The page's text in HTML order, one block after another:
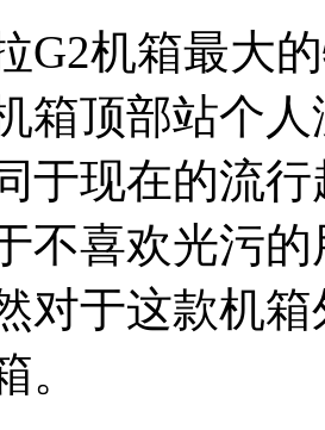
G2机箱最大
箱顶部站个
于现在的流
不喜欢光污
对于这款机
。